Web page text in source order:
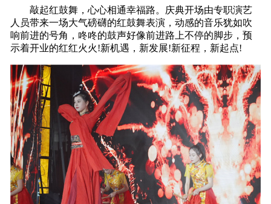
敲起红鼓舞，心心相通幸福路。庆典开场由专职演艺
人员带来一场大气磅礴的红鼓舞表演，动感的音乐犹如吹
响前进的号角，咚咚的鼓声好像前进路上不停的脚步，预
示着开业的红红火火!新机遇，新发展!新征程，新起点!